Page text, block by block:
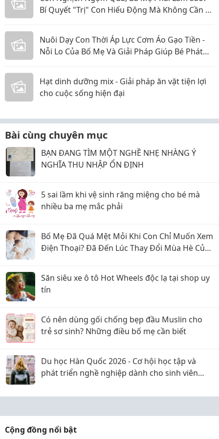
Bí Quyết "Trị" Con Hiếu Động Mà Không Cần La
Nuôi Dạy Con Thời Áp Lực Cơm Áo Gạo Tiền -
Nỗi Lo Của Bố Mẹ Và Giải Pháp Giúp Bé Phát
Hạt dinh dưỡng mix - Giải pháp ăn vặt tiện lợi
cho cuộc sống hiện đại
Bài cùng chuyên mục
BẠN ĐANG TÌM MỘT NGHỀ NHẸ NHÀNG Ý
NGHĨA THU NHẬP ỔN ĐỊNH
5 sai lầm khi vệ sinh răng miệng cho bé mà
nhiều ba mẹ mắc phải
Bố Mẹ Đã Quá Mệt Mỏi Khi Con Chỉ Muốn Xem
Điện Thoại? Đã Đến Lúc Thay Đổi Mùa Hè Của
Săn siêu xe ô tô Hot Wheels độc lạ tại shop uy
tín
Có nên dùng gối chống bẹp đầu Muslin cho
trẻ sơ sinh? Những điều bố mẹ cần biết
Du học Hàn Quốc 2026 - Cơ hội học tập và
phát triển nghề nghiệp dành cho sinh viên
Cộng đồng nổi bật